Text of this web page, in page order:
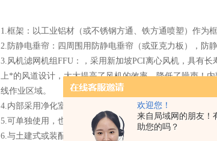
欢迎您！
来自局域网的朋友！
助您的吗？
1.框架：以工业铝材（或不锈钢方通、铁方通喷塑）作为
2.防静电垂帘：四周围用防静电垂帘（或亚克力板），防
3.风机滤网机组FFU：，采用新加坡PCI离心风机，具有
上*的风道设计，大大提高了风机的效率、降低了噪声！
线作业区域。
4.内部采用净化室净化灯，不产尘；
5.可单独使用，也可组合使用。
6.与土建式或装配式百级洁净室相 比，投资少，见效快，